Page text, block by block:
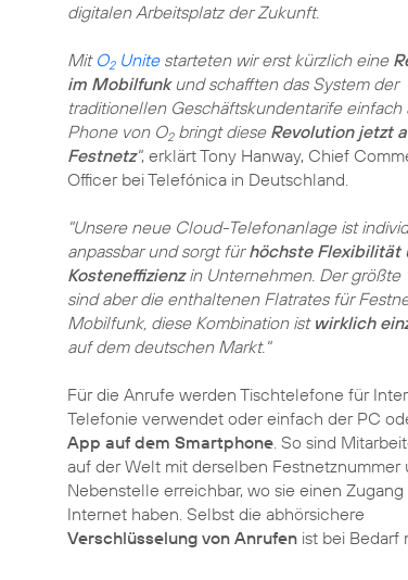
digitalen Arbeitsplatz der Zukunft.
Mit O2Unitestarteten wir erst kürzlich eine
im Mobilfunkund schafften das System der
traditionellen Geschäftskundentarife einfach
Phone von O2bringt diese Revolution jetzt
Festnetz", erklärt Tony Hanway, Chief
Officer bei Telefónica in Deutschland.
"Unsere neue Cloud-Telefonanlage ist
anpassbar und sorgt fürhöchste Flexibilität
Kosteneffizienzin Unternehmen. Der größte
sind aber die enthaltenen Flatrates für
Mobilfunk, diese Kombination ist wirklich
auf dem deutschen Markt."
Für die Anrufe werden Tischtelefone für
Telefonie verwendet oder einfach der PC
App auf dem Smartphone. So sind
auf der Welt mit derselben Festnetznummer
Nebenstelle erreichbar, wo sie einen Zugang
Internet haben. Selbst die abhörsichere
Verschlüsselung von Anrufen ist bei Bedarf